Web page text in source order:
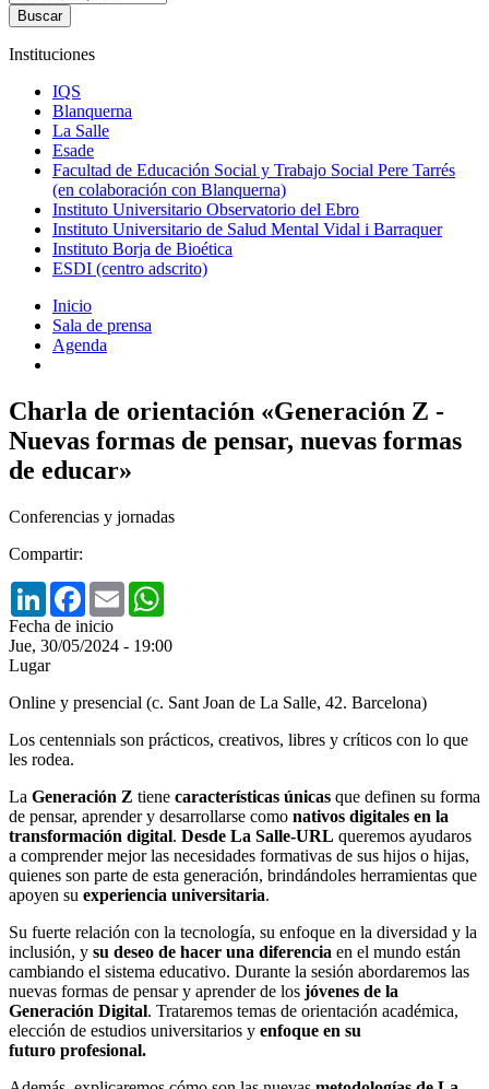
Instituciones
IQS
Blanquerna
La Salle
Esade
Facultad de Educación Social y Trabajo Social Pere Tarrés
(en colaboración con Blanquerna)
Instituto Universitario Observatorio del Ebro
Instituto Universitario de Salud Mental Vidal i Barraquer
Instituto Borja de Bioética
ESDI (centro adscrito)
Inicio
Sala de prensa
Agenda
Charla de orientación «Generación Z -
Nuevas formas de pensar, nuevas formas
de educar»
Conferencias y jornadas
Compartir:
LinkedInFacebook
Email
Fecha de inicio
Jue, 30/05/2024 - 19:00
Lugar
Online y presencial (c. Sant Joan de La Salle, 42. Barcelona)
Los centennials son prácticos, creativos, libres y críticos con lo que
les rodea.
La Generación Z tiene características únicas que definen su forma
de pensar, aprender y desarrollarse como nativos digitales en la
transformación digital. Desde La Salle-URL queremos ayudaros
a comprender mejor las necesidades formativas de sus hijos o hijas,
quienes son parte de esta generación, brindándoles herramientas que
apoyen su experiencia universitaria.
Su fuerte relación con la tecnología, su enfoque en la diversidad y la
inclusión, y su deseo de hacer una diferencia en el mundo están
cambiando el sistema educativo. Durante la sesión abordaremos las
nuevas formas de pensar y aprender de los jóvenes de la
Generación Digital. Trataremos temas de orientación académica,
elección de estudios universitarios y enfoque en su
futuro profesional.